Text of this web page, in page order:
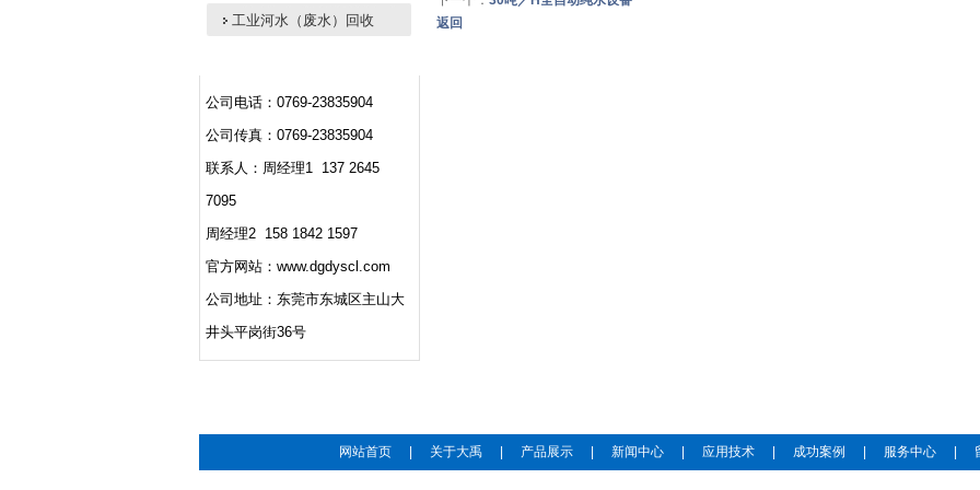
工业河水（废水）回收
公司电话：0769-23835904
公司传真：0769-23835904
联系人：周经理1 137 2645
7095
周经理2 158 1842 1597
官方网站：www.dgdyscl.com
公司地址：东莞市东城区主山大
井头平岗街36号
返回
网站首页 关于大禹 产品展示 新闻中心 应用技术 成功案例 服务中心